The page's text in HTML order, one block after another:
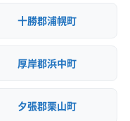
十勝郡浦幌町
厚岸郡浜中町
夕張郡栗山町